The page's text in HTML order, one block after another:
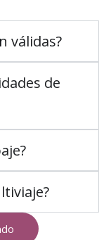
válidas?
de